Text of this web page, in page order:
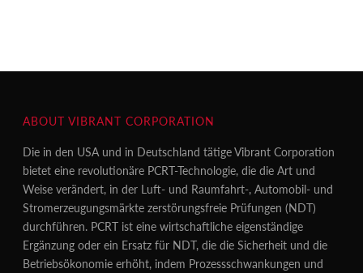
ABOUT VIBRANT CORPORATION
Die in den USA und in Deutschland tätige Vibrant Corporation
bietet eine revolutionäre PCRT-Technologie, die die Art und
Weise verändert, in der Luft- und Raumfahrt-, Automobil- und
Stromerzeugungsmärkte zerstörungsfreie Prüfungen (NDT)
durchführen. PCRT ist eine wirtschaftliche eigenständige
Ergänzung oder ein Ersatz für NDT, die die Sicherheit und die
Betriebsökonomie erhöht, indem Prozessschwankungen und